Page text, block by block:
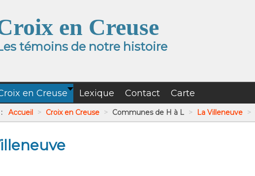
en Creuse
témoins de notre histoire
en Creuse Lexique Contact Carte
Accueil > Croix en Creuse > Communes de H à L > La Villeneuve >